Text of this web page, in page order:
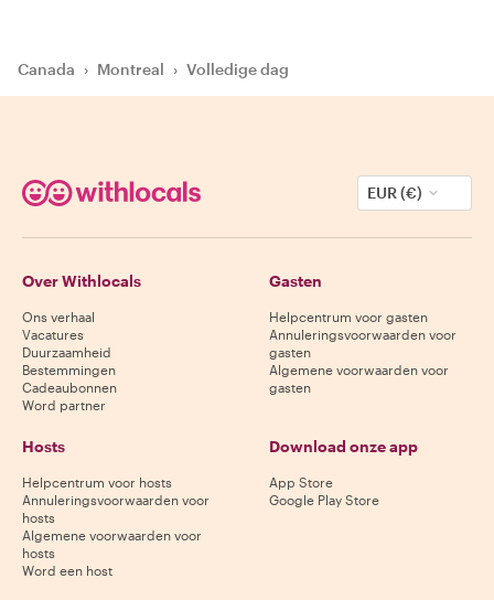
Canada › Montreal › Volledige dag
EUR (€)
Over Withlocals
Ons verhaal
Vacatures
Duurzaamheid
Bestemmingen
Cadeaubonnen
Word partner
Gasten
Helpcentrum voor gasten
Annuleringsvoorwaarden voor
gasten
Algemene voorwaarden voor
gasten
Hosts
Helpcentrum voor hosts
Annuleringsvoorwaarden voor
hosts
Algemene voorwaarden voor
hosts
Word een host
Download onze app
App Store
Google Play Store